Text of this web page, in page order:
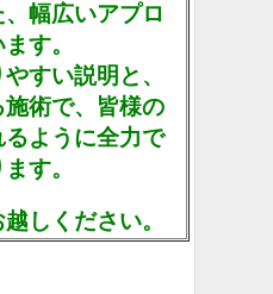
幅広いアプロ
す。
すい説明と、
術で、皆様の
ように全力で
す。
しください。